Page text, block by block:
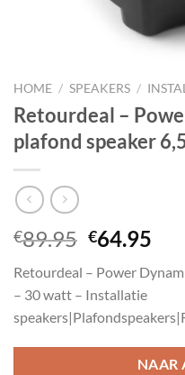
HOME / SPEAKERS /
Retourdeal –
plafond speaker
€89.95
was:
€89.95.
€64.95
is:
Retourdeal – Power
– 30 watt – Installatie
NAAR